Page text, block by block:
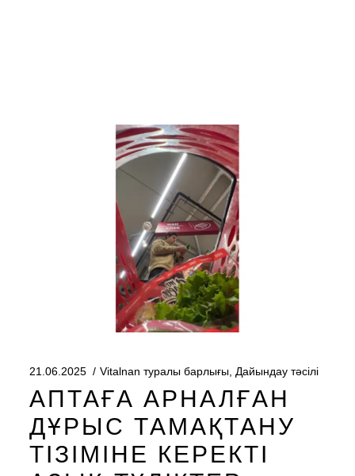
21.06.2025 Vitalnan туралы барлығы, Дайындау тәсілі
АПТАҒА АРНАЛҒАН
ДҰРЫС ТАМАҚТАНУ
ТІЗІМІНЕ КЕРЕКТІ